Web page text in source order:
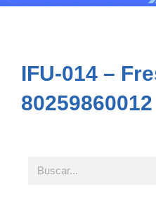
IFU-014 –